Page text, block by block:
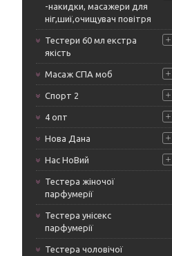
-накидки, масажери для
ніг,шиї,очищувач повітря
Тестери 60 мл екстра
якість
Масаж СПА моб
Спорт 2
4 опт
Нова Дана
Нас НоВий
Тестера жіночої
парфумерії
Тестера унісекс
парфумерії
Тестера чоловічої